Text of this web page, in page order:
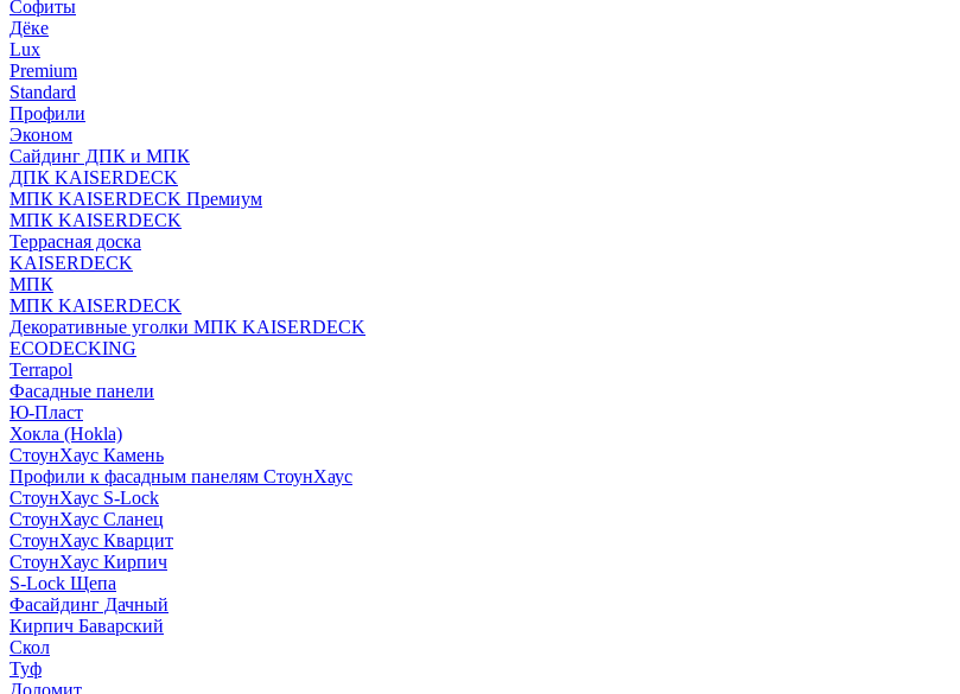
Софиты
Дёке
Lux
Premium
Standard
Профили
Эконом
Сайдинг ДПК и МПК
ДПК KAISERDECK
МПК KAISERDECK Премиум
МПК KAISERDECK
Террасная доска
KAISERDECK
МПК
МПК KAISERDECK
Декоративные уголки МПК KAISERDECK
ECODECKING
Terrapol
Фасадные панели
Ю-Пласт
Хокла (Hokla)
СтоунХаус Камень
Профили к фасадным панелям СтоунХаус
СтоунХаус S-Lock
СтоунХаус Сланец
СтоунХаус Кварцит
СтоунХаус Кирпич
S-Lock Щепа
Фасайдинг Дачный
Кирпич Баварский
Скол
Туф
Доломит